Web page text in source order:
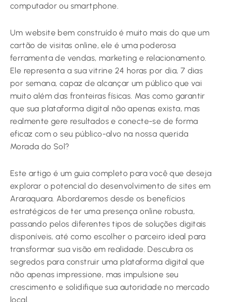
computador ou smartphone.
Um website bem construído é muito mais do que um
cartão de visitas online, ele é uma poderosa
ferramenta de vendas, marketing e relacionamento.
Ele representa a sua vitrine 24 horas por dia, 7 dias
por semana, capaz de alcançar um público que vai
muito além das fronteiras físicas. Mas como garantir
que sua plataforma digital não apenas exista, mas
realmente gere resultados e conecte-se de forma
eficaz com o seu público-alvo na nossa querida
Morada do Sol?
Este artigo é um guia completo para você que deseja
explorar o potencial do desenvolvimento de sites em
Araraquara. Abordaremos desde os benefícios
estratégicos de ter uma presença online robusta,
passando pelos diferentes tipos de soluções digitais
disponíveis, até como escolher o parceiro ideal para
transformar sua visão em realidade. Descubra os
segredos para construir uma plataforma digital que
não apenas impressione, mas impulsione seu
crescimento e solidifique sua autoridade no mercado
local.